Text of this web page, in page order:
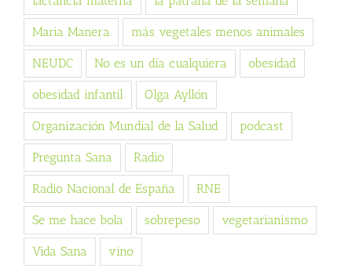
Maria Manera más vegetales menos animales
NEUDC No es un día cualquiera obesidad
obesidad infantil Olga Ayllón
Organización Mundial de la Salud podcast
Pregunta Sana Radio
Radio Nacional de España RNE
Se me hace bola sobrepeso vegetarianismo
Vida Sana vino